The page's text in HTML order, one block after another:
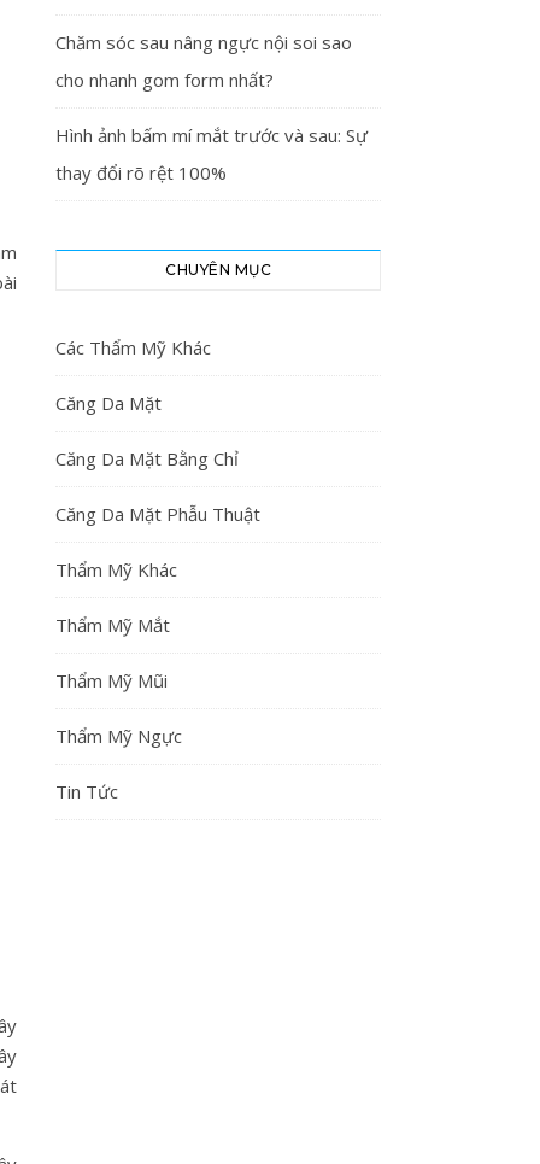
Chăm sóc sau nâng ngực nội soi sao
cho nhanh gom form nhất?
Hình ảnh bấm mí mắt trước và sau: Sự
thay đổi rõ rệt 100%
CHUYÊN MỤC
Các Thẩm Mỹ Khác
Căng Da Mặt
Căng Da Mặt Bằng Chỉ
Căng Da Mặt Phẫu Thuật
Thẩm Mỹ Khác
Thẩm Mỹ Mắt
Thẩm Mỹ Mũi
Thẩm Mỹ Ngực
Tin Tức